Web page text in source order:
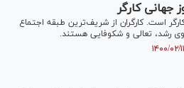
کارگر
است. کارگران از شریف‌ترین طبقه اجتماع
رشد، تعالی و شکوفایی هستند.